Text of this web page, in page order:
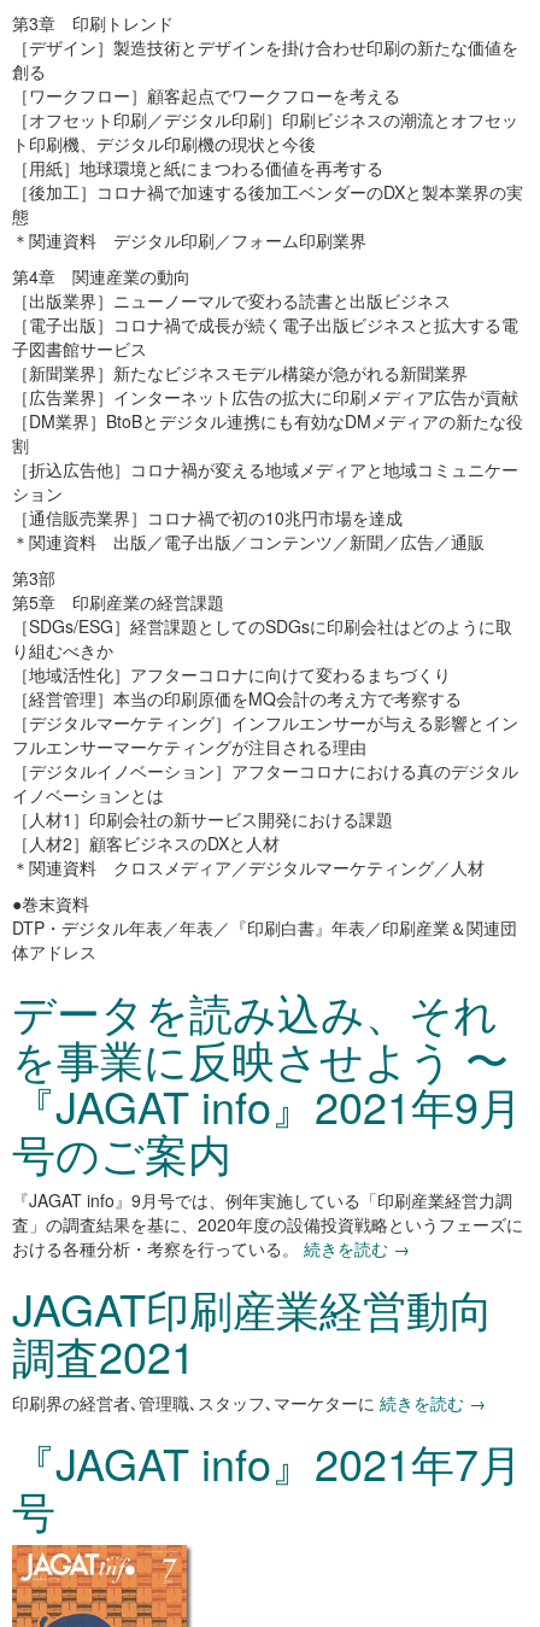
第3章 印刷トレンド
［デザイン］製造技術とデザインを掛け合わせ印刷の新たな価値を
創る
［ワークフロー］顧客起点でワークフローを考える
［オフセット印刷／デジタル印刷］印刷ビジネスの潮流とオフセッ
ト印刷機、デジタル印刷機の現状と今後
［用紙］地球環境と紙にまつわる価値を再考する
［後加工］コロナ禍で加速する後加工ベンダーのDXと製本業界の実
態
＊関連資料 デジタル印刷／フォーム印刷業界
第4章 関連産業の動向
［出版業界］ニューノーマルで変わる読書と出版ビジネス
［電子出版］コロナ禍で成長が続く電子出版ビジネスと拡大する電
子図書館サービス
［新聞業界］新たなビジネスモデル構築が急がれる新聞業界
［広告業界］インターネット広告の拡大に印刷メディア広告が貢献
［DM業界］BtoBとデジタル連携にも有効なDMメディアの新たな役
割
［折込広告他］コロナ禍が変える地域メディアと地域コミュニケー
ション
［通信販売業界］コロナ禍で初の10兆円市場を達成
＊関連資料 出版／電子出版／コンテンツ／新聞／広告／通販
第3部
第5章 印刷産業の経営課題
［SDGs/ESG］経営課題としてのSDGsに印刷会社はどのように取
り組むべきか
［地域活性化］アフターコロナに向けて変わるまちづくり
［経営管理］本当の印刷原価をMQ会計の考え方で考察する
［デジタルマーケティング］インフルエンサーが与える影響とイン
フルエンサーマーケティングが注目される理由
［デジタルイノベーション］アフターコロナにおける真のデジタル
イノベーションとは
［人材1］印刷会社の新サービス開発における課題
［人材2］顧客ビジネスのDXと人材
＊関連資料 クロスメディア／デジタルマーケティング／人材
●巻末資料
DTP・デジタル年表／年表／『印刷白書』年表／印刷産業＆関連団
体アドレス
データを読み込み、それ
を事業に反映させよう 〜
『JAGAT info』2021年9月
号のご案内
『JAGAT info』9月号では、例年実施している「印刷産業経営力調
査」の調査結果を基に、2020年度の設備投資戦略というフェーズに
おける各種分析・考察を行っている。 続きを読む →
JAGAT印刷産業経営動向
調査2021
印刷界の経営者､管理職､スタッフ､マーケターに 続きを読む →
『JAGAT info』2021年7月
号